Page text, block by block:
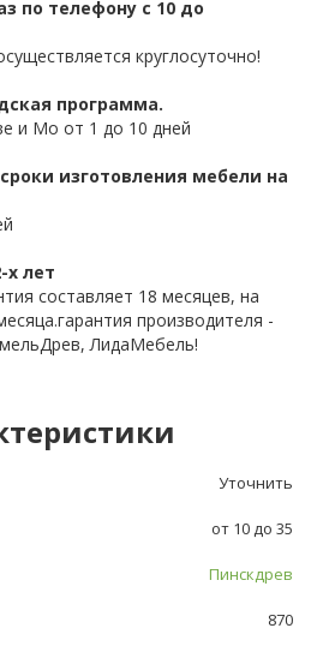
по телефону с 10 до
круглосуточно!
программа.
и Мо от 1 до 10 дней
изготовления мебели на
х лет
составляет 18 месяцев, на
производителя -
ЛидаМебель!
Уточнить
от 10 до 35
Пинскдрев
870